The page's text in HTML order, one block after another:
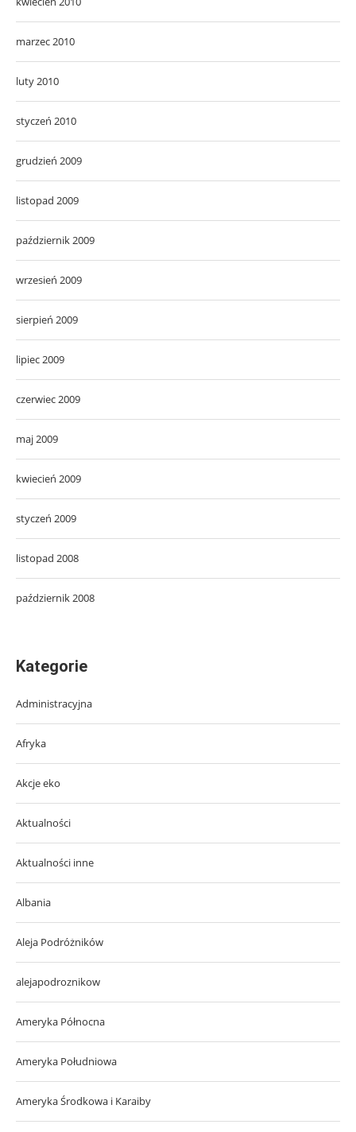
marzec 2010
luty 2010
styczeń 2010
grudzień 2009
listopad 2009
październik 2009
wrzesień 2009
sierpień 2009
lipiec 2009
czerwiec 2009
maj 2009
kwiecień 2009
styczeń 2009
listopad 2008
październik 2008
Kategorie
Administracyjna
Afryka
Akcje eko
Aktualności
Aktualności inne
Albania
Aleja Podróżników
alejapodroznikow
Ameryka Północna
Ameryka Południowa
Ameryka Środkowa i Karaiby